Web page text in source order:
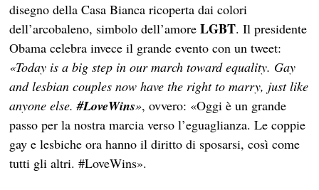
disegno della Casa Bianca ricoperta dai colori
dell’arcobaleno, simbolo dell’amoreLGBT. Il presidente
Obama celebra invece il grande evento con un tweet:
«Today is a big step in our march toward equality. Gay
and lesbian couples now have the right to marry, just like
anyone else.#LoveWins», ovvero: «Oggi è un grande
passo per la nostra marcia verso l’eguaglianza. Le coppie
gay e lesbiche ora hanno il diritto di sposarsi, così come
tutti gli altri. #LoveWins».